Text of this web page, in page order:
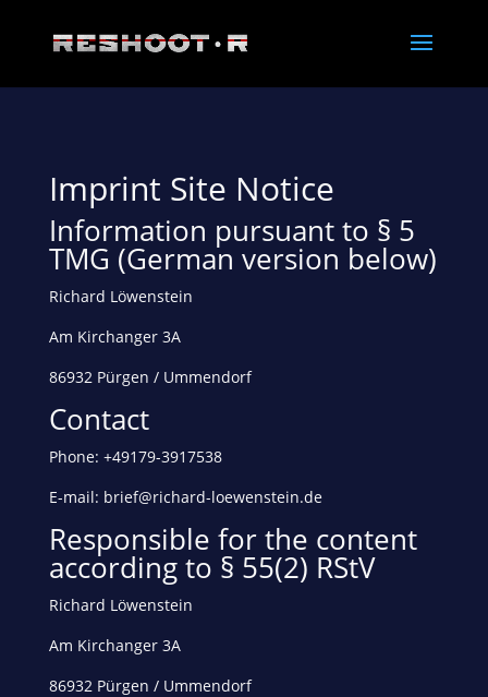
Imprint Site Notice
Information pursuant to § 5
TMG (German version below)
Richard Löwenstein
Am Kirchanger 3A
86932 Pürgen / Ummendorf
Contact
Phone: +49179-3917538
E-mail: brief@richard-loewenstein.de
Responsible for the content
according to § 55(2) RStV
Richard Löwenstein
Am Kirchanger 3A
86932 Pürgen / Ummendorf